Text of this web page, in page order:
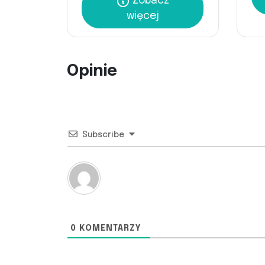
więcej
Opinie
Subscribe
0 KOMENTARZY